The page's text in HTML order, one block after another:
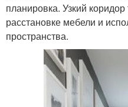
планировка. Узкий
расстановке мебели и
пространства.